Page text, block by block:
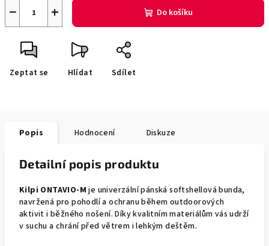
+
− Do košíku
Zeptat se Hlídat Sdílet
Popis Hodnocení Diskuze
Detailní popis produktu
Kilpi ONTAVIO-M je univerzální pánská softshellová bunda,
navržená pro pohodlí a ochranu během outdoorových
aktivit i běžného nošení. Díky kvalitním materiálům vás udrží
v suchu a chrání před větrem i lehkým deštěm.